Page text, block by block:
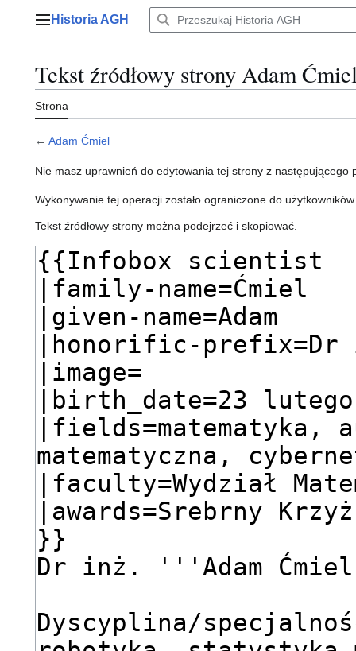
Menu główne
Historia AGH
Tekst źródłowy strony Adam
Strona
← Adam Ćmiel
Nie masz uprawnień do edytowania tej strony z następującego
Wykonywanie tej operacji zostało ograniczone do
Tekst źródłowy strony można podejrzeć i skopiować.